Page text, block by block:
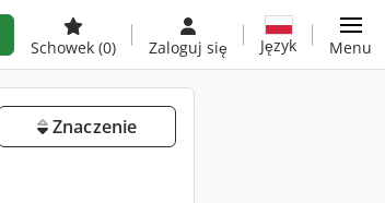
Schowek (0) Zaloguj się Język Menu
Znaczenie